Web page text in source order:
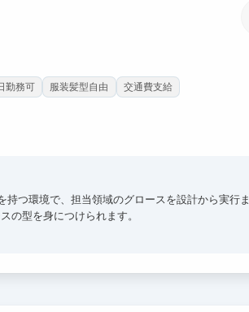
勤務可 服装髪型自由 交通費支給
つ環境で、担当領域のグロースを設計から実行ま
の型を身につけられます。